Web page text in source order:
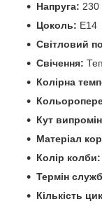
Напруга: 230
Цоколь: E14
Світловий
Свічення:
Колірна
Кут
Матеріал
Колір колби:
Термін
Кількість